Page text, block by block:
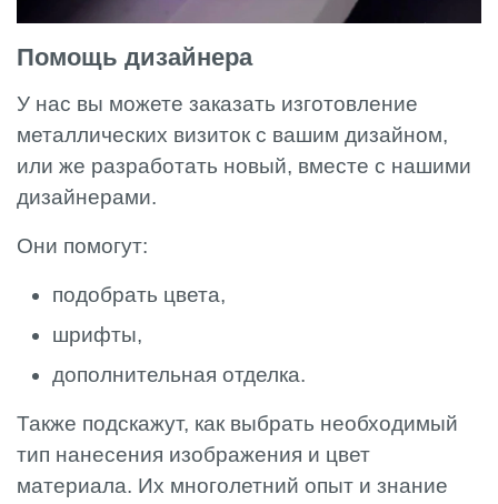
Помощь дизайнера
У нас вы можете заказать изготовление
металлических визиток с вашим дизайном,
или же разработать новый, вместе с нашими
дизайнерами.
Они помогут:
подобрать цвета,
шрифты,
дополнительная отделка.
Также подскажут, как выбрать необходимый
тип нанесения изображения и цвет
материала. Их многолетний опыт и знание